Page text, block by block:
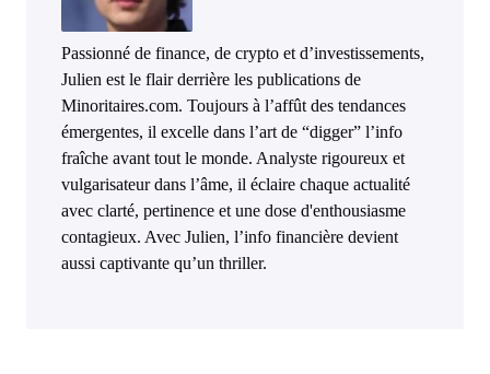
Passionné de finance, de crypto et d’investissements,
Julien est le flair derrière les publications de
Minoritaires.com. Toujours à l’affût des tendances
émergentes, il excelle dans l’art de “digger” l’info
fraîche avant tout le monde. Analyste rigoureux et
vulgarisateur dans l’âme, il éclaire chaque actualité
avec clarté, pertinence et une dose d'enthousiasme
contagieux. Avec Julien, l’info financière devient
aussi captivante qu’un thriller.